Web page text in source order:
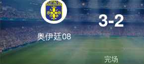
奥伊廷08
3-2
完场